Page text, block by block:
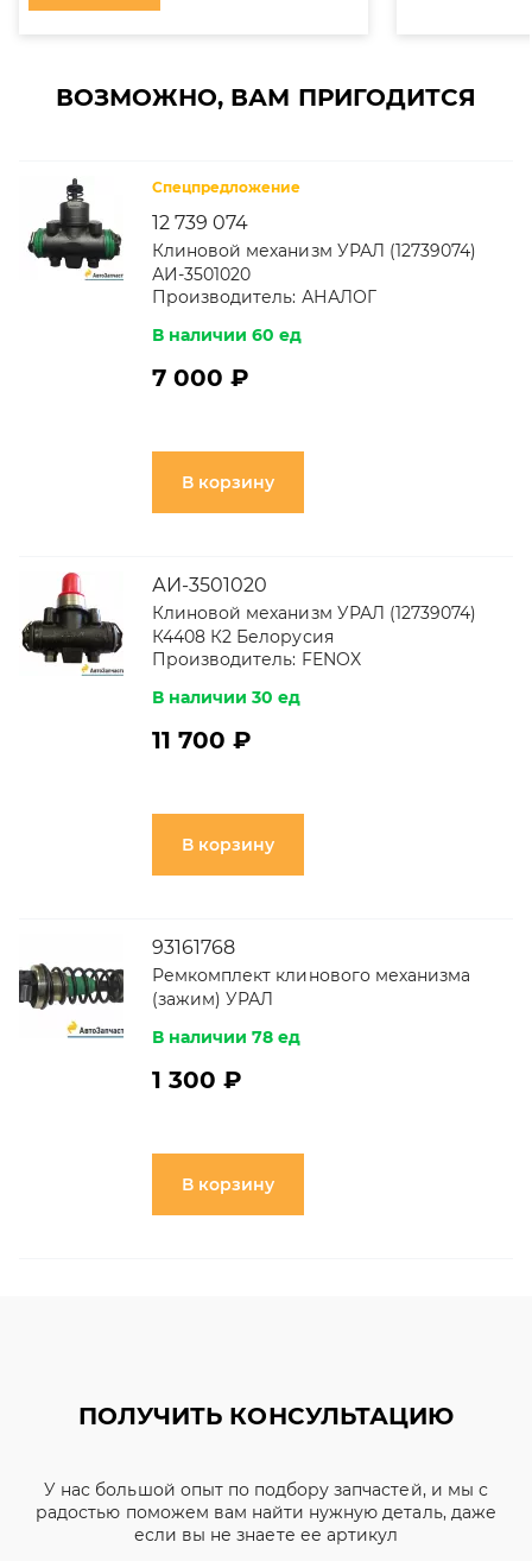
ВОЗМОЖНО, ВАМ ПРИГОДИТСЯ
Спецпредложение
12 739 074
Клиновой механизм УРАЛ (12739074)
АИ-3501020
Производитель: АНАЛОГ
В наличии 60 ед
7 000 ₽
В корзину
АИ-3501020
Клиновой механизм УРАЛ (12739074)
К4408 К2 Белорусия
Производитель: FENOX
В наличии 30 ед
11 700 ₽
В корзину
93161768
Ремкомплект клинового механизма
(зажим) УРАЛ
В наличии 78 ед
1 300 ₽
В корзину
ПОЛУЧИТЬ КОНСУЛЬТАЦИЮ
У нас большой опыт по подбору запчастей, и мы с
радостью поможем вам найти нужную деталь, даже
если вы не знаете ее артикул